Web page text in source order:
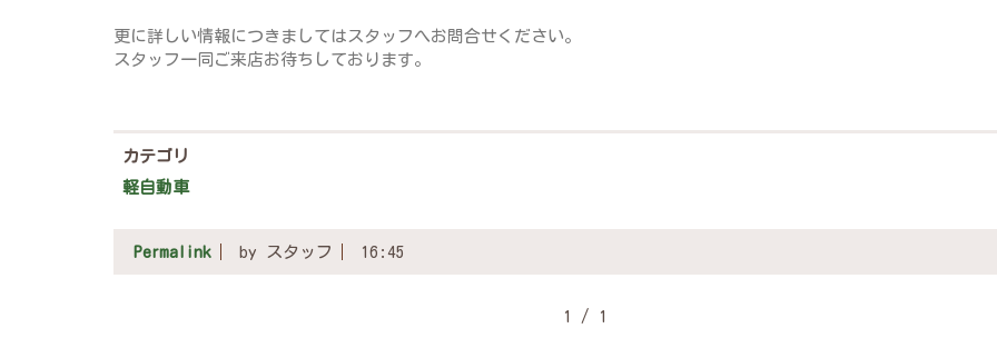
更に詳しい情報につきましてはスタッフへお問合せください。
スタッフ一同ご来店お待ちしております。
カテゴリ
軽自動車
Permalink by スタッフ 16:45
1 / 1